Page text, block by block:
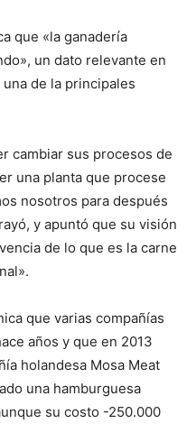
que «la ganadería
un dato relevante en
de la principales
cambiar sus procesos de
una planta que procese
nosotros para después
y apuntó que su visión
de lo que es la carne
que varias compañías
años y que en 2013
holandesa Mosa Meat
una hamburguesa
su costo -250.000